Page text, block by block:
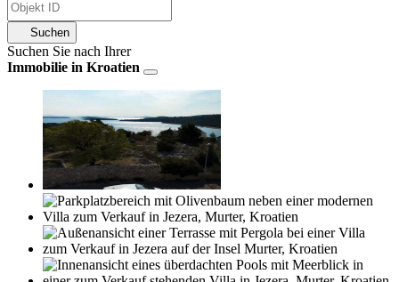
Suchen
Suchen Sie nach Ihrer
Immobilie in Kroatien